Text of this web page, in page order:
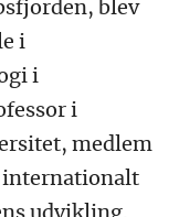
blev
i
i
i
medlem
internationalt